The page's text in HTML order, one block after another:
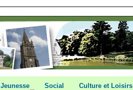
Jeunesse Social Culture et Loisirs